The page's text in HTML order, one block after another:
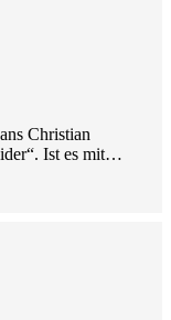
Christian
Ist es mit…